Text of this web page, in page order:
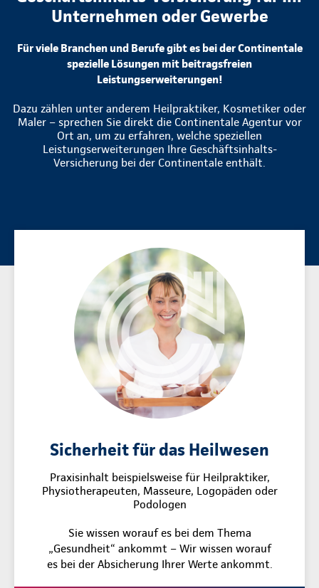
Unternehmen oder Gewerbe
Für viele Branchen und Berufe gibt es bei der Continentale
spezielle Lösungen mit beitragsfreien
Leistungserweiterungen!
Dazu zählen unter anderem Heilpraktiker, Kosmetiker oder
Maler – sprechen Sie direkt die Continentale Agentur vor
Ort an, um zu erfahren, welche speziellen
Leistungserweiterungen Ihre Geschäftsinhalts-
Versicherung bei der Continentale enthält.
Sicherheit für das Heilwesen
Praxisinhalt beispielsweise für Heilpraktiker,
Physiotherapeuten, Masseure, Logopäden oder
Podologen
Sie wissen worauf es bei dem Thema
„Gesundheit“ ankommt – Wir wissen worauf
es bei der Absicherung Ihrer Werte ankommt.